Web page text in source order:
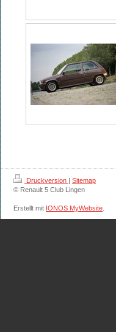
Druckversion | Sitemap
© Renault 5 Club Lingen
Erstellt mit IONOS MyWebsite